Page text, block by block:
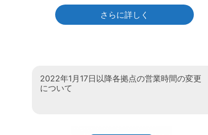
さらに詳しく
2022年1月17日以降各拠点の営業時間の変更
について